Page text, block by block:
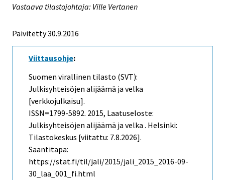
Vastaava tilastojohtaja: Ville Vertanen
Päivitetty 30.9.2016
Viittausohje:
Suomen virallinen tilasto (SVT):
Julkisyhteisöjen alijäämä ja velka
[verkkojulkaisu].
ISSN=1799-5892. 2015, Laatuseloste:
Julkisyhteisöjen alijäämä ja velka . Helsinki:
Tilastokeskus [viitattu: 7.8.2026].
Saantitapa:
https://stat.fi/til/jali/2015/jali_2015_2016-09-
30_laa_001_fi.html